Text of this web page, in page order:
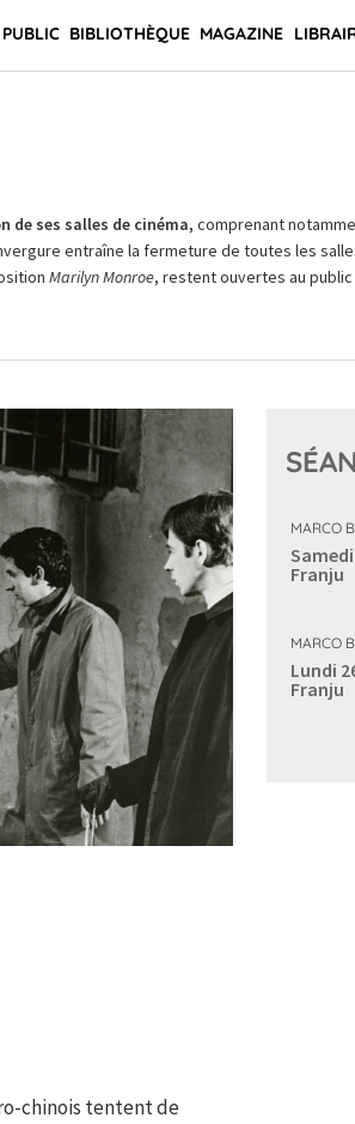
BIBLIOTHÈQUE MAGAZINE
de ses salles de cinéma, comprenant
entraîne la fermeture de toutes les
Marilyn Monroe, restent ouvertes au public
chinois tentent de
MARCO
Franju
MARCO
Lundi
Franju